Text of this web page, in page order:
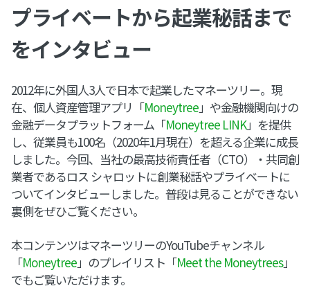
プライベートから起業秘話まで
をインタビュー
2012年に外国人3人で日本で起業したマネーツリー。現
在、個人資産管理アプリ「Moneytree」や金融機関向けの
金融データプラットフォーム「Moneytree LINK」を提供
し、従業員も100名（2020年1月現在）を超える企業に成長
しました。今回、当社の最高技術責任者（CTO）・共同創
業者であるロス シャロットに創業秘話やプライベートに
ついてインタビューしました。普段は見ることができない
裏側をぜひご覧ください。
本コンテンツはマネーツリーのYouTubeチャンネル
「Moneytree」のプレイリスト「Meet the Moneytrees」
でもご覧いただけます。